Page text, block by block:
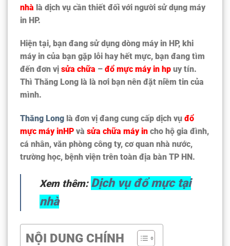
nhà là dịch vụ cần thiết đối với người sử dụng máy
in HP.
Hiện tại, bạn đang sử dụng dòng máy in HP, khi
máy in của bạn gặp lỗi hay hết mực, bạn đang tìm
đến đơn vị sửa chữa – đổ mực máy in hp uy tín.
Thì Thăng Long là là nơi bạn nên đặt niềm tin của
mình.
Thăng Long là đơn vị đang cung cấp dịch vụ đổ
mực máy inHP và sửa chữa máy in cho hộ gia đình,
cá nhân, văn phòng công ty, cơ quan nhà nước,
trường học, bệnh viện trên toàn địa bàn TP HN.
Xem thêm: Dịch vụ đổ mực tại
nhà
NỘI DUNG CHÍNH